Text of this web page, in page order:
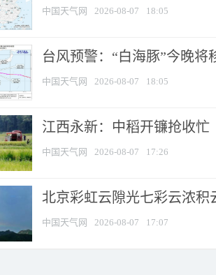
中国天气网 2026-08-07 18:05
台风预警：“白海豚”今晚将
中国天气网 2026-08-07 18:05
江西永新：中稻开镰抢收忙
中国天气网 2026-08-07 17:26
北京彩虹云隙光七彩云浓积
中国天气网 2026-08-07 17:07